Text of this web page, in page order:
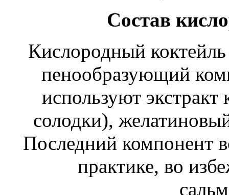
Состав
Кислородный коктейль
пенообразующий
используют
солодки),
Последний компонент
практике, во